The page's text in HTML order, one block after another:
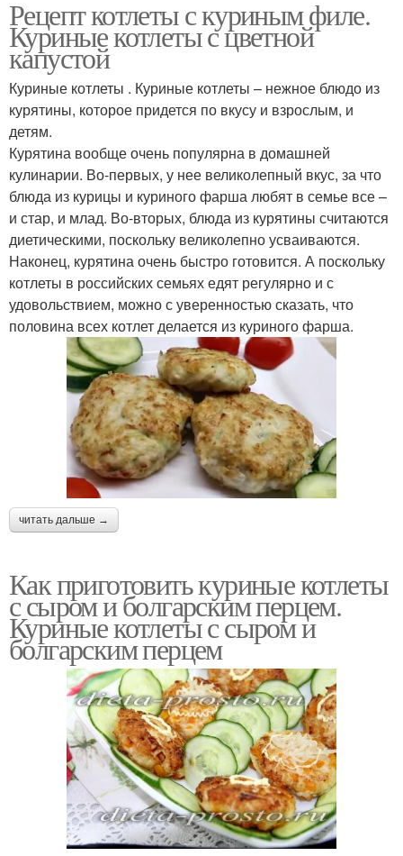
Рецепт котлеты с куриным филе.
Куриные котлеты с цветной
капустой
Куриные котлеты . Куриные котлеты – нежное блюдо из
курятины, которое придется по вкусу и взрослым, и
детям.
Курятина вообще очень популярна в домашней
кулинарии. Во-первых, у нее великолепный вкус, за что
блюда из курицы и куриного фарша любят в семье все –
и стар, и млад. Во-вторых, блюда из курятины считаются
диетическими, поскольку великолепно усваиваются.
Наконец, курятина очень быстро готовится. А поскольку
котлеты в российских семьях едят регулярно и с
удовольствием, можно с уверенностью сказать, что
половина всех котлет делается из куриного фарша.
читать дальше →
Как приготовить куриные котлеты
с сыром и болгарским перцем.
Куриные котлеты с сыром и
болгарским перцем